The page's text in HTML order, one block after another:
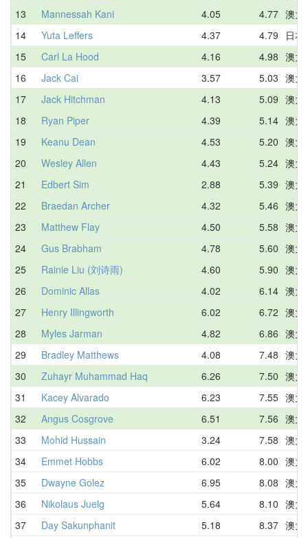
13
Mannessah Kani 4.05 4.77 澳大
14
Yuta Leffers 4.37 4.79
日本
15
Carl La Hood 4.16 4.98 澳大
16
Jack Cai 3.57 5.03 澳大
17
Jack Hitchman 4.13 5.09 澳大
18
Ryan Piper 4.39 5.14 澳大
19
Keanu Dean 4.53 5.20 澳大
20
Wesley Allen 4.43 5.24 澳大
21
Edbert Sim 2.88 5.39 澳大
22
Braedan Archer 4.32 5.46 澳大
23
Matthew Flay 4.50 5.58 澳大
24
Gus Brabham 4.78 5.60 澳大
25
Rainie Liu (刘诗雨) 4.60 5.90 澳大
26
Dominic Allas 4.02 6.14 澳大
27
Henry Illingworth 6.02 6.72 澳大
28
Myles Jarman 4.82 6.86 澳大
29
Bradley Matthews 4.08 7.48 澳大
30
Zuhayr Muhammad Haq 6.26 7.50 澳大
31
Kacey Alvarado 6.23 7.55 澳大
32
Angus Cosgrove 6.51 7.56 澳大
33
Mohid Hussain 3.24 7.58 澳大
34
Emmet Hobbs 6.02 8.00 澳大
35
Dwayne Golez 6.95 8.08 澳大
36
Nikolaus Juelg 5.64 8.10 澳大
37
Day Sakunphanit 5.18 8.37 澳大